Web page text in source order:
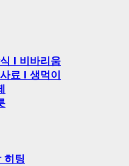
l 비바리움
료 l 생먹이
히팅